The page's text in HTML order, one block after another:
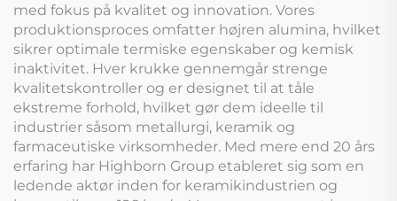
med fokus på kvalitet og innovation. Vores
produktionsproces omfatter højren alumina, hvilket
sikrer optimale termiske egenskaber og kemisk
inaktivitet. Hver krukke gennemgår strenge
kvalitetskontroller og er designet til at tåle
ekstreme forhold, hvilket gør dem ideelle til
industrier såsom metallurgi, keramik og
farmaceutiske virksomheder. Med mere end 20 års
erfaring har Highborn Group etableret sig som en
ledende aktør inden for keramikindustrien og